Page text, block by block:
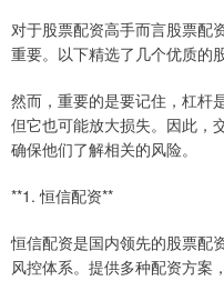
对于股票配资高手而言股票配
重要。以下精选了几个优质的
然而，重要的是要记住，杠杆
但它也可能放大损失。因此，
确保他们了解相关的风险。
**1. 恒信配资**
恒信配资是国内领先的股票配
风控体系。提供多种配资方案